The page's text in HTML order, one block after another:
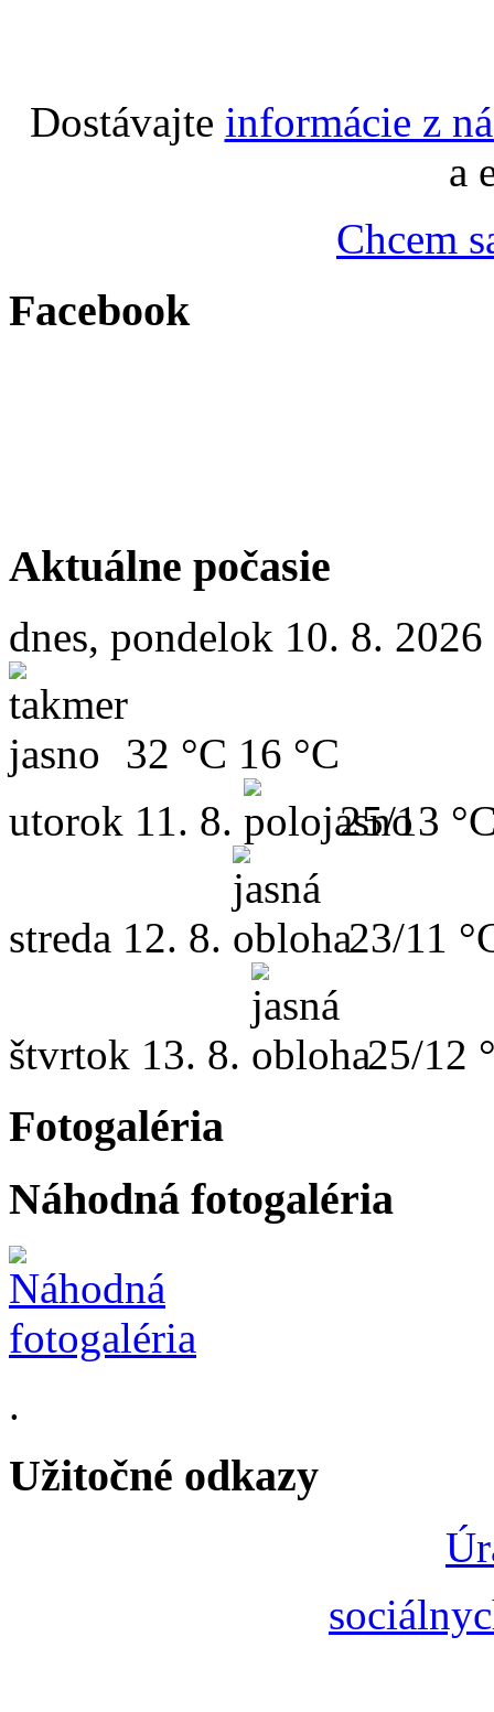
Dostávajte informácie z
a
Chcem
Facebook
Aktuálne počasie
dnes, pondelok 10. 8. 2026
32 °C 16 °C
utorok 11. 8. 25/13
streda 12. 8. 23/11
štvrtok 13. 8. 25/12
Fotogaléria
Náhodná fotogaléria
.
Užitočné odkazy